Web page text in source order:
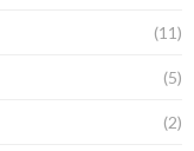
(11)
(5)
(2)